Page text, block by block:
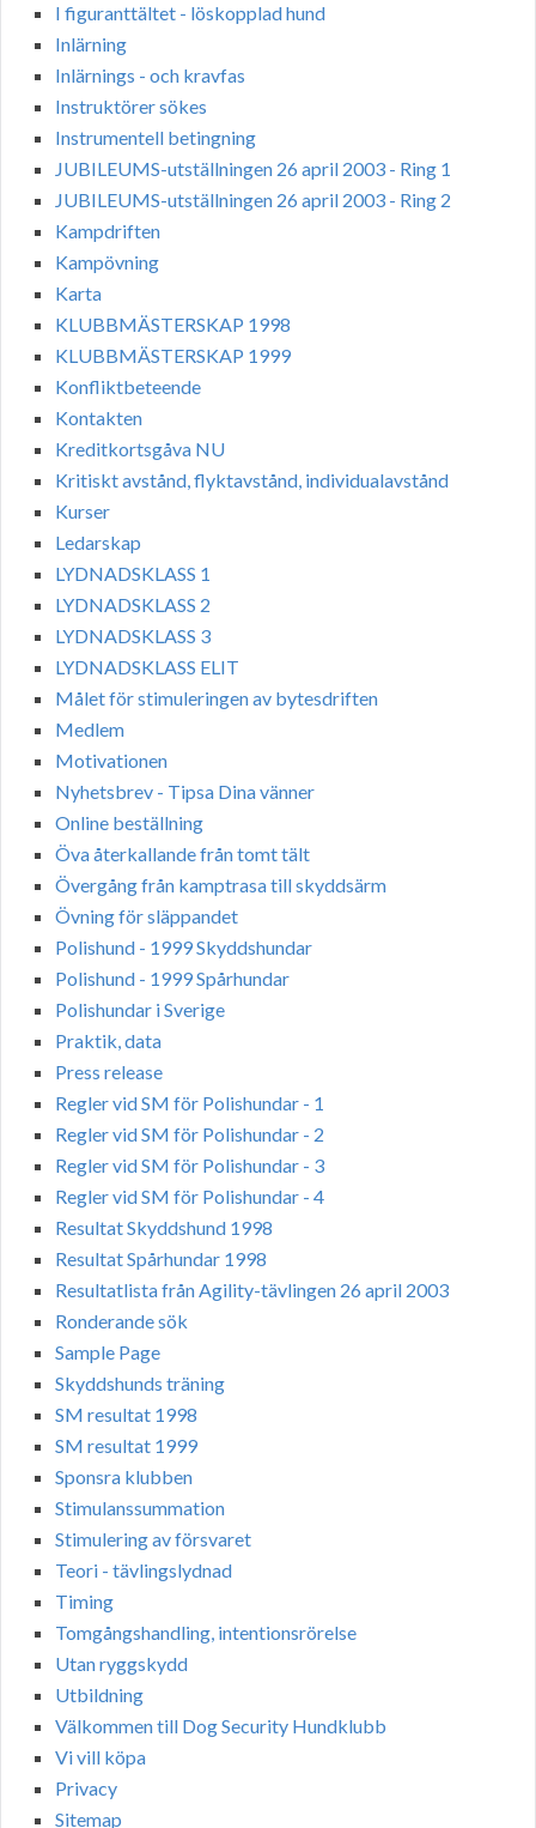
I figuranttältet - löskopplad hund
Inlärning
Inlärnings - och kravfas
Instruktörer sökes
Instrumentell betingning
JUBILEUMS-utställningen 26 april 2003 - Ring 1
JUBILEUMS-utställningen 26 april 2003 - Ring 2
Kampdriften
Kampövning
Karta
KLUBBMÄSTERSKAP 1998
KLUBBMÄSTERSKAP 1999
Konfliktbeteende
Kontakten
Kreditkortsgåva NU
Kritiskt avstånd, flyktavstånd, individualavstånd
Kurser
Ledarskap
LYDNADSKLASS 1
LYDNADSKLASS 2
LYDNADSKLASS 3
LYDNADSKLASS ELIT
Målet för stimuleringen av bytesdriften
Medlem
Motivationen
Nyhetsbrev - Tipsa Dina vänner
Online beställning
Öva återkallande från tomt tält
Övergång från kamptrasa till skyddsärm
Övning för släppandet
Polishund - 1999 Skyddshundar
Polishund - 1999 Spårhundar
Polishundar i Sverige
Praktik, data
Press release
Regler vid SM för Polishundar - 1
Regler vid SM för Polishundar - 2
Regler vid SM för Polishundar - 3
Regler vid SM för Polishundar - 4
Resultat Skyddshund 1998
Resultat Spårhundar 1998
Resultatlista från Agility-tävlingen 26 april 2003
Ronderande sök
Sample Page
Skyddshunds träning
SM resultat 1998
SM resultat 1999
Sponsra klubben
Stimulanssummation
Stimulering av försvaret
Teori - tävlingslydnad
Timing
Tomgångshandling, intentionsrörelse
Utan ryggskydd
Utbildning
Välkommen till Dog Security Hundklubb
Vi vill köpa
Privacy
Sitemap